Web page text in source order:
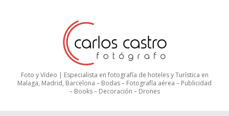
Foto y Vídeo | Especialista en fotografía de hoteles y Turística en
Malaga, Madrid, Barcelona – Bodas – Fotografía aérea – Publicidad
– Books – Decoración – Drones